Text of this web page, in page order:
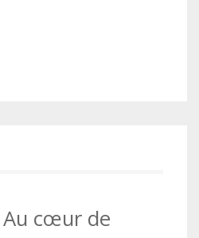
Au cœur de